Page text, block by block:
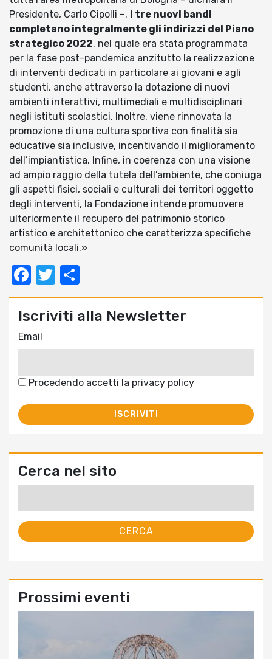
Presidente, Carlo Cipolli –.
I tre nuovi bandi
completano integralmente gli indirizzi del Piano
strategico 2022, nel quale era stata programmata
per la fase post-pandemica anzitutto la realizzazione
di interventi dedicati in particolare ai giovani e agli
studenti, anche attraverso la dotazione di nuovi
ambienti interattivi, multimediali e multidisciplinari
negli istituti scolastici. Inoltre, viene rinnovata la
promozione di una cultura sportiva con finalità sia
educative sia inclusive, incentivando il miglioramento
dell’impiantistica. Infine, in coerenza con una visione
ad ampio raggio della tutela dell’ambiente, che coniuga
gli aspetti fisici, sociali e culturali dei territori oggetto
degli interventi, la Fondazione intende promuovere
ulteriormente il recupero del patrimonio storico
artistico e architettonico che caratterizza specifiche
comunità locali.»
Facebook
Twitter
Iscriviti alla Newsletter
Email
Procedendo accetti la privacy policy
Cerca nel sito
Prossimi eventi